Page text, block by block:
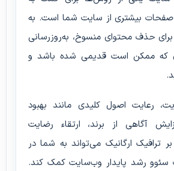
بیشتری از سایت شما است. به
حذف محتوای منسوخ، به‌روزرسانی
که ممکن است قدیمی شده باشد و
رعایت اصول کلیدی مانند بهبود
آگاهی از برند، ارتقاء رضایت
ترافیک ارگانیک می‌تواند به شما در
سئوو رشد پایدار وب‌سایت کمک کند.